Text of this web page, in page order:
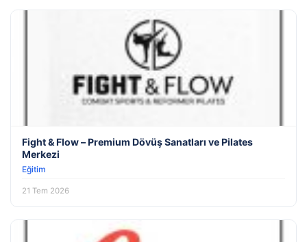
Fight & Flow – Premium Dövüş Sanatları ve Pilates
Merkezi
Eğitim
21 Tem 2026